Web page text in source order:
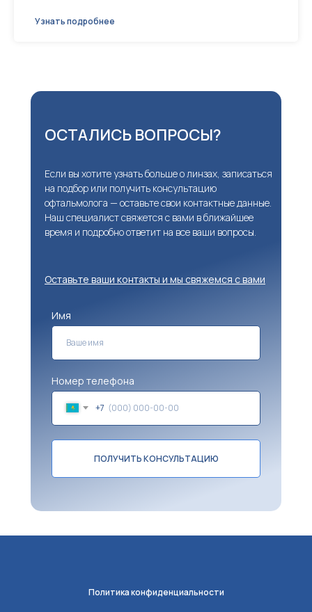
Узнать подробнее
ОСТАЛИСЬ ВОПРОСЫ?
Имя
Номер телефона
+7
ПОЛУЧИТЬ КОНСУЛЬТАЦИЮ
Оставьте ваши контакты и мы свяжемся с вами
Если вы хотите узнать больше о линзах, записаться
на подбор или получить консультацию
офтальмолога — оставьте свои контактные данные.
Наш специалист свяжется с вами в ближайшее
время и подробно ответит на все ваши вопросы.
Политика конфиденциальности